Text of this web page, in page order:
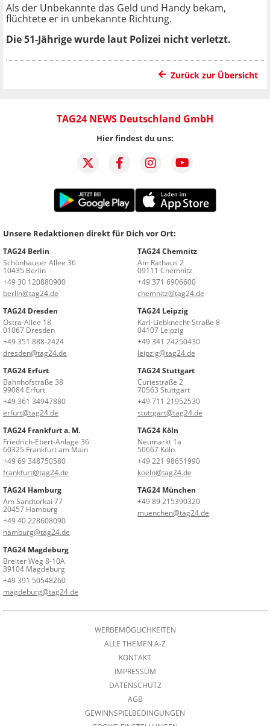
Als der Unbekannte das Geld und Handy bekam,
flüchtete er in unbekannte Richtung.
Die 51-Jährige wurde laut Polizei nicht verletzt.
Zurück zur Übersicht
TAG24 NEWS Deutschland GmbH
Hier findest du uns:
Unsere Redaktionen direkt für Dich vor Ort:
TAG24 Berlin
Schönhauser Allee 36
10435 Berlin
+49 30 120880900
berlin@tag24.de
TAG24 Chemnitz
Am Rathaus 2
09111 Chemnitz
+49 371 6906600
chemnitz@tag24.de
TAG24 Dresden
Ostra-Allee 18
01067 Dresden
+49 351 888-2424
dresden@tag24.de
TAG24 Leipzig
Karl-Liebknecht-Straße 8
04107 Leipzig
+49 341 24250430
leipzig@tag24.de
TAG24 Erfurt
Bahnhofstraße 38
99084 Erfurt
+49 361 34947880
erfurt@tag24.de
TAG24 Stuttgart
Curiestraße 2
70563 Stuttgart
+49 711 21952530
stuttgart@tag24.de
TAG24 Frankfurt a. M.
Friedrich-Ebert-Anlage 36
60325 Frankfurt am Main
+49 69 348750580
frankfurt@tag24.de
TAG24 Köln
Neumarkt 1a
50667 Köln
+49 221 98651990
koeln@tag24.de
TAG24 Hamburg
Am Sandtorkai 77
20457 Hamburg
+49 40 228608090
hamburg@tag24.de
TAG24 München
+49 89 215390320
muenchen@tag24.de
TAG24 Magdeburg
Breiter Weg 8-10A
39104 Magdeburg
+49 391 50548260
magdeburg@tag24.de
WERBEMÖGLICHKEITEN
ALLE THEMEN A-Z
KONTAKT
IMPRESSUM
DATENSCHUTZ
AGB
GEWINNSPIELBEDINGUNGEN